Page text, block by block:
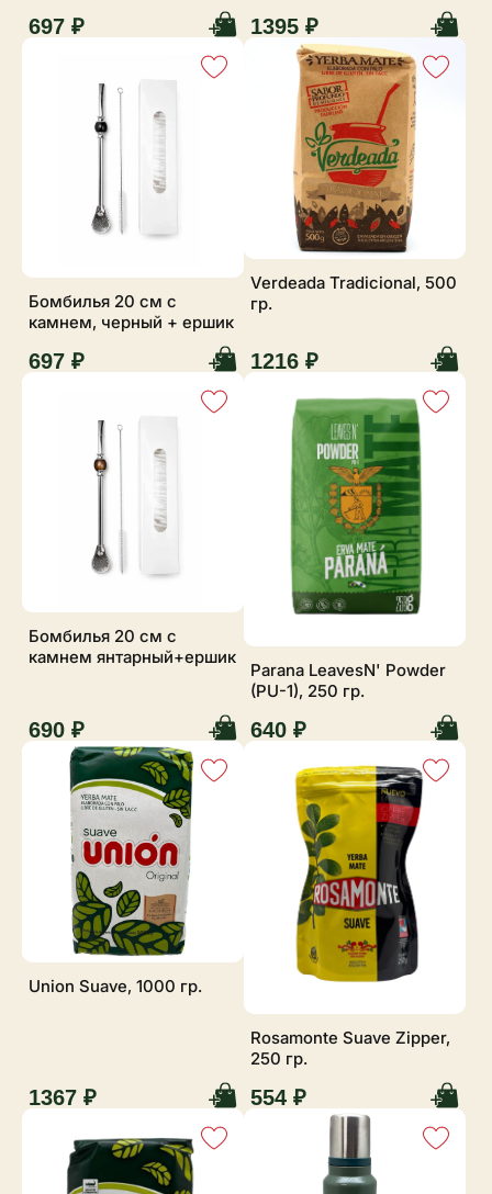
697 ₽ 1395 ₽
Бомбилья 20 см с
камнем, черный + ершик
697 ₽
Verdeada Tradicional, 500
гр.
1216 ₽
Бомбилья 20 см с
камнем янтарный+ершик
690 ₽
Parana LeavesN' Powder
(PU-1), 250 гр.
640 ₽
Union Suave, 1000 гр.
1367 ₽
Rosamonte Suave Zipper,
250 гр.
554 ₽